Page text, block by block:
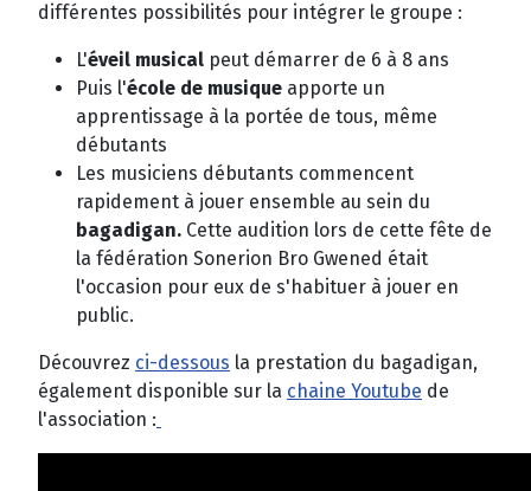
différentes possibilités pour intégrer le groupe :
L'éveil musical peut démarrer de 6 à 8 ans
Puis l'école de musique apporte un
apprentissage à la portée de tous, même
débutants
Les musiciens débutants commencent
rapidement à jouer ensemble au sein du
bagadigan. Cette audition lors de cette fête de
la fédération Sonerion Bro Gwened était
l'occasion pour eux de s'habituer à jouer en
public.
Découvrez ci-dessous la prestation du bagadigan,
également disponible sur la chaine Youtube de
l'association :